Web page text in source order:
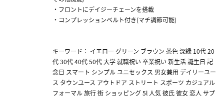
・フロントにデイジーチェーンを搭載
・コンプレッションベルト付き(マチ調節可能)
キーワード： イエロー グリーン ブラウン 茶色 深緑 10代 20
代 30代 40代 50代 大学 就職祝い 卒業祝い 新生活 誕生日 記
念日 スマート シンプル ユニセックス 男女兼用 デイリーユー
ス タウンユース アウトドア ストリート スポーツ カジュアル
フォーマル 旅行 街 ショッピング 5l 人気 彼氏 彼女 恋人 サプ